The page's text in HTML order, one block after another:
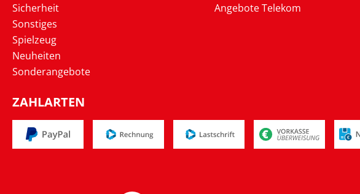
Sicherheit
Sonstiges
Spielzeug
Neuheiten
Sonderangebote
Angebote Telekom
ZAHLARTEN